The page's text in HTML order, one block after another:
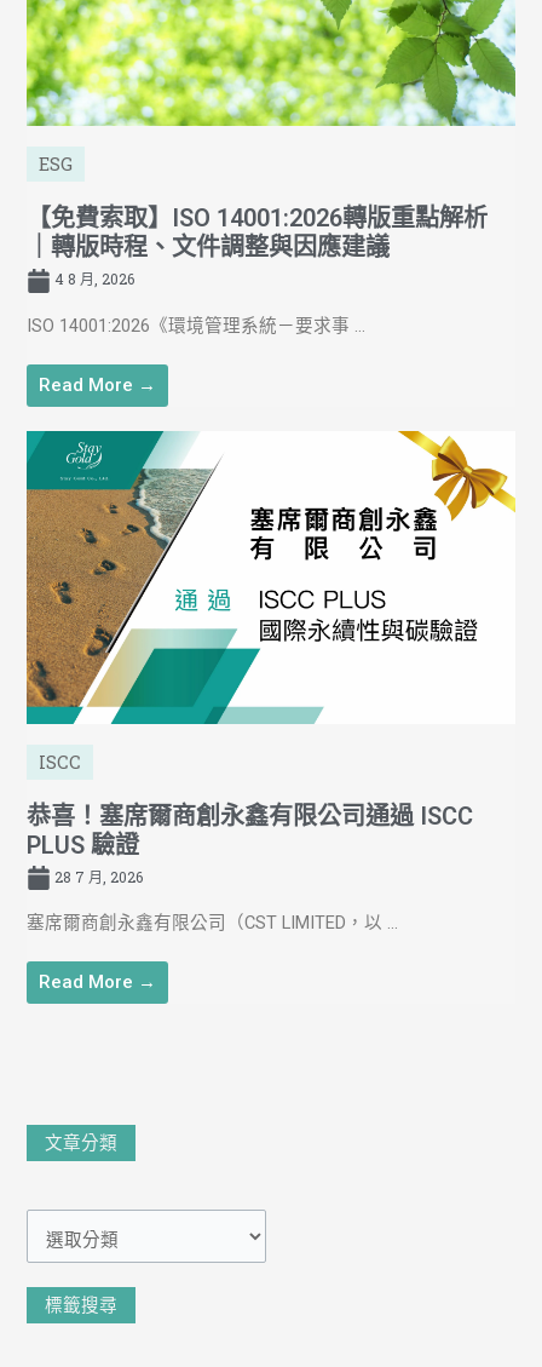
ESG
【免費索取】ISO 14001:2026轉版重點解析
｜轉版時程、文件調整與因應建議
4 8 月, 2026
ISO 14001:2026《環境管理系統－要求事 ...
Read More →
ISCC
恭喜！塞席爾商創永鑫有限公司通過 ISCC
PLUS 驗證
28 7 月, 2026
塞席爾商創永鑫有限公司（CST LIMITED，以 ...
Read More →
文章分類
章
標籤搜尋